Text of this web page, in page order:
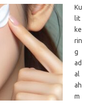
Ku
lit
ke
rin
g
ad
al
ah
m